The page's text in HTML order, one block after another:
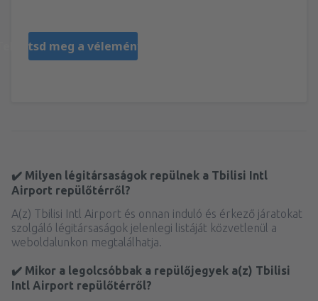
meg a véleményeket
✔️ Milyen légitársaságok repülnek a Tbilisi Intl
Airport repülőtérről?
A(z) Tbilisi Intl Airport és onnan induló és érkező járatokat
szolgáló légitársaságok jelenlegi listáját közvetlenül a
weboldalunkon megtalálhatja.
✔️ Mikor a legolcsóbbak a repülőjegyek a(z) Tbilisi
Intl Airport repülőtérről?